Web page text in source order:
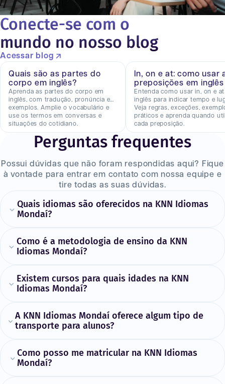
Conecte-se com o
mundo no nosso blog
Acessar blog
Quais são as partes do
corpo em inglês?
Aprenda as partes do corpo em
inglês, com tradução, pronúncia e
exemplos. Amplie o vocabulário e
use os termos em conversas e
situações do cotidiano.
In, on e at: como usar
preposições em inglês
Entenda como usar in, on e
inglês para indicar tempo e
Veja regras, exceções,
práticos e aprenda quando
cada preposição.
Perguntas frequentes
Possui dúvidas que não foram respondidas aqui? Fique
à vontade para entrar em contato com nossa equipe e
tire todas as suas dúvidas.
Quais idiomas são oferecidos na KNN Idiomas
Mondaí?
Como é a metodologia de ensino da KNN
Idiomas Mondaí?
Existem cursos para quais idades na KNN
Idiomas Mondaí?
A KNN Idiomas Mondaí oferece algum tipo de
transporte para alunos?
Como posso me matricular na KNN Idiomas
Mondaí?